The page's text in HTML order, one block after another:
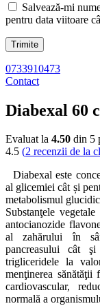
Salvează-mi
pentru data viitoare
0733910473
Contact
Diabexal 60
Evaluat la 4.50 din 5
4.5 (2 recenzii de la
Diabexal este
al glicemiei cât și
metabolismul
Substanţele
antocianozide
al zahărului în
pancreasului cât
trigliceridele la
menţinerea sănătăţii
cardiovascular,
normală a